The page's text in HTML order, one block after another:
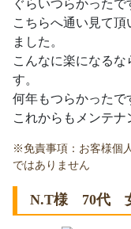
ぐらいつらかったで
こちらへ通い見て頂
ました。
こんなに楽になるな
す。
何年もつらかったで
これからもメンテナ
※免責事項：お客様個
ではありません
N.T様 70代